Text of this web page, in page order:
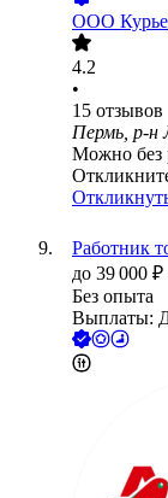
ООО
4.2
•
15 отзывов
Пермь, р-н
Можно без
Работник
до 39 000 ₽
Без опыта
Выплаты: